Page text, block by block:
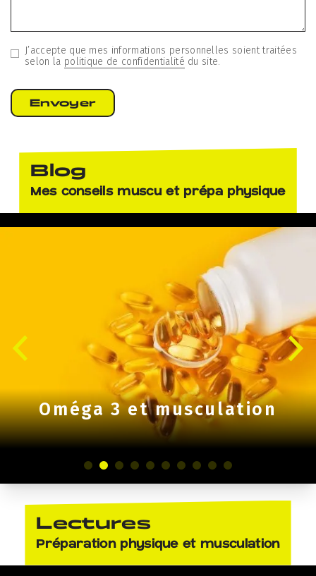
J’accepte que mes informations personnelles soient traitées
selon la politique de confidentialité du site.
Blog
Mes conseils muscu et prépa physique
Le nombre de répétitions
optimal pour l’hypertrophie
LE NOMBRE DE RÉPÉTITIONS
OPTIMAL POUR L’HYPERTROPHIE
Le nombre de répétition : un débat sans fin ! En BPJEPS, on
apprend encore « hypertrophie sarcoplasmique = volume » et […]
Entrainement en musculation
Lectures
Préparation physique et musculation